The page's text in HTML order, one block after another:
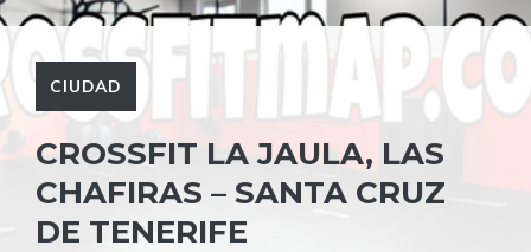
CIUDAD
CROSSFIT LA JAULA, LAS
CHAFIRAS – SANTA CRUZ
DE TENERIFE